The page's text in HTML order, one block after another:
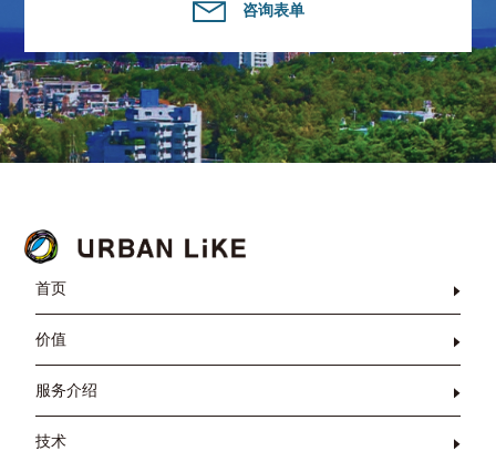
咨询表单
首页
价值
服务介绍
技术